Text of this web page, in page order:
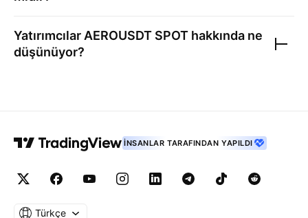
Yatırımcılar AEROUSDT SPOT hakkında ne
düşünüyor?
İNSANLAR TARAFINDAN YAPILDI
Türkçe